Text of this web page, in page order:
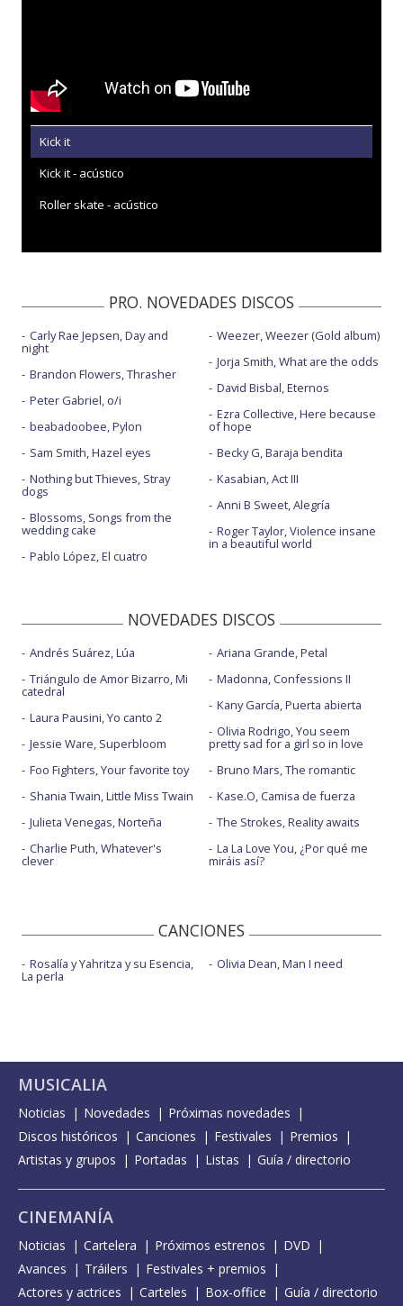
Kick it
Kick it - acústico
Roller skate - acústico
PRO. NOVEDADES DISCOS
Carly Rae Jepsen, Day and
night
Brandon Flowers, Thrasher
Peter Gabriel, o/i
beabadoobee, Pylon
Sam Smith, Hazel eyes
Nothing but Thieves, Stray
dogs
Blossoms, Songs from the
wedding cake
Pablo López, El cuatro
Weezer, Weezer (Gold album)
Jorja Smith, What are the odds
David Bisbal, Eternos
Ezra Collective, Here because
of hope
Becky G, Baraja bendita
Kasabian, Act III
Anni B Sweet, Alegría
Roger Taylor, Violence insane
in a beautiful world
NOVEDADES DISCOS
Andrés Suárez, Lúa
Triángulo de Amor Bizarro, Mi
catedral
Laura Pausini, Yo canto 2
Jessie Ware, Superbloom
Foo Fighters, Your favorite toy
Shania Twain, Little Miss Twain
Julieta Venegas, Norteña
Charlie Puth, Whatever's
clever
Ariana Grande, Petal
Madonna, Confessions II
Kany García, Puerta abierta
Olivia Rodrigo, You seem
pretty sad for a girl so in love
Bruno Mars, The romantic
Kase.O, Camisa de fuerza
The Strokes, Reality awaits
La La Love You, ¿Por qué me
miráis así?
CANCIONES
Rosalía y Yahritza y su Esencia,
La perla
Olivia Dean, Man I need
MUSICALIA
Noticias Novedades
Próximas novedades
Discos históricos
Canciones Festivales
Premios
Artistas y grupos
Portadas Listas Guía / directorio
CINEMANÍA
Noticias Cartelera Próximos estrenos
DVD
Avances
Tráilers
Festivales + premios
Actores y actrices
Carteles Box-office Guía / directorio